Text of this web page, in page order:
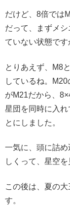
だけど、8倍では
だって、まずメ
ていない状態です
とりあえず、M8
しているね。
がM21だから、
星団を同時に入
とにしました。
一気に、頭に詰
しくって、星空
この後は、夏の
す。